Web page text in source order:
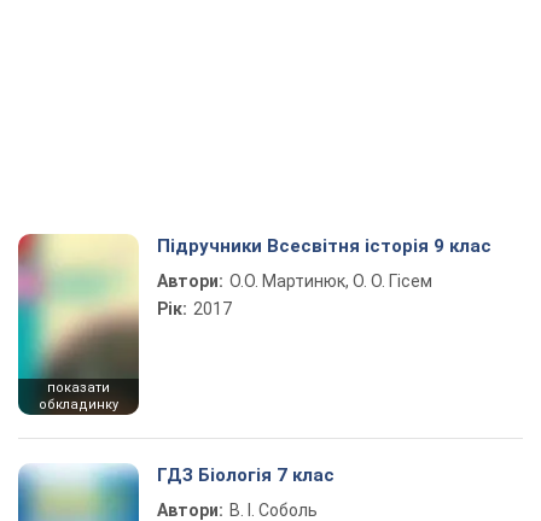
показати
обкладинку
Підручники Всесвітня історія 9 клас
Автори: О.О. Мартинюк, О. О. Гісем
Рік: 2017
ГДЗ Біологія 7 клас
Автори: В. І. Соболь